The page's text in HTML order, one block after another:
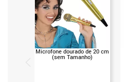
Microfone dourado de 20 cm
(sem Tamanho)